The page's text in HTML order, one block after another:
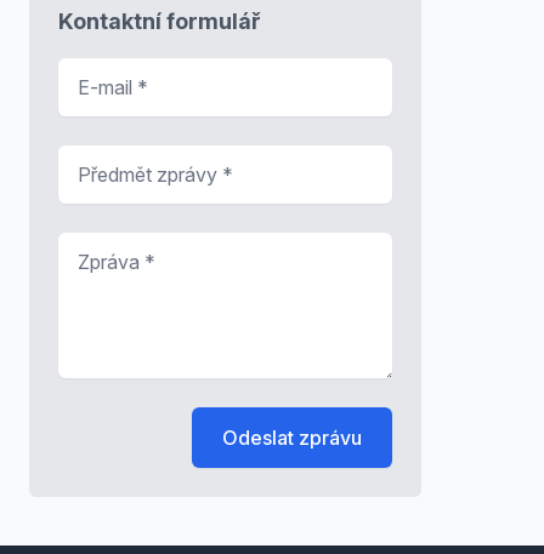
Kontaktní formulář
Odeslat zprávu